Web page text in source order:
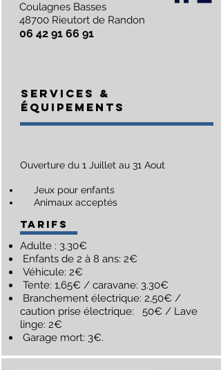
Coulagnes Basses
48700 Rieutort de Randon
06 42 91 66 91
SERVICES &
Équipements
Ouverture du 1 Juillet au 31 Aout
Jeux pour enfants
Animaux acceptés
TARIFS
Adulte : 3.30€
Enfants de 2 à 8 ans: 2€
Véhicule: 2€
Tente: 1,65€ / caravane: 3.30€
Branchement électrique: 2,50€ /
caution prise électrique: 50€ / Lave
linge: 2€
Garage mort: 3€.